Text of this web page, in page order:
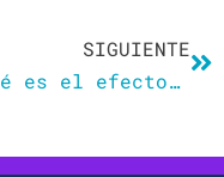
SIGUIENTE
Qué es el efecto Diderot en las rebajas: cómo controlar las compras por conveniencia